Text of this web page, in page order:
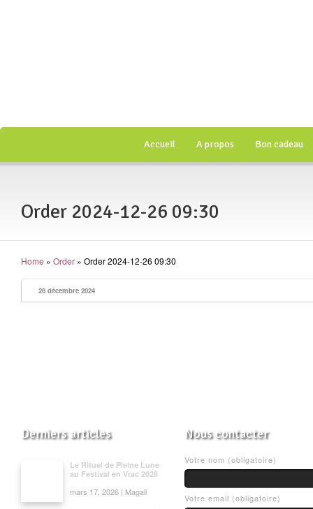
Accueil A propos Bon cadeau
Order 2024-12-26 09:30
Home » Order » Order 2024-12-26 09:30
26 décembre 2024
Derniers articles
Le Rituel de Pleine Lune
au Festival en Vrac 2026
mars 17, 2026 | Magali
Nous contacter
Votre nom (obligatoire)
Votre email (obligatoire)